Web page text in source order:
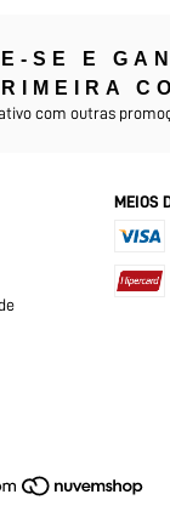
SE E
com outras
MEIOS